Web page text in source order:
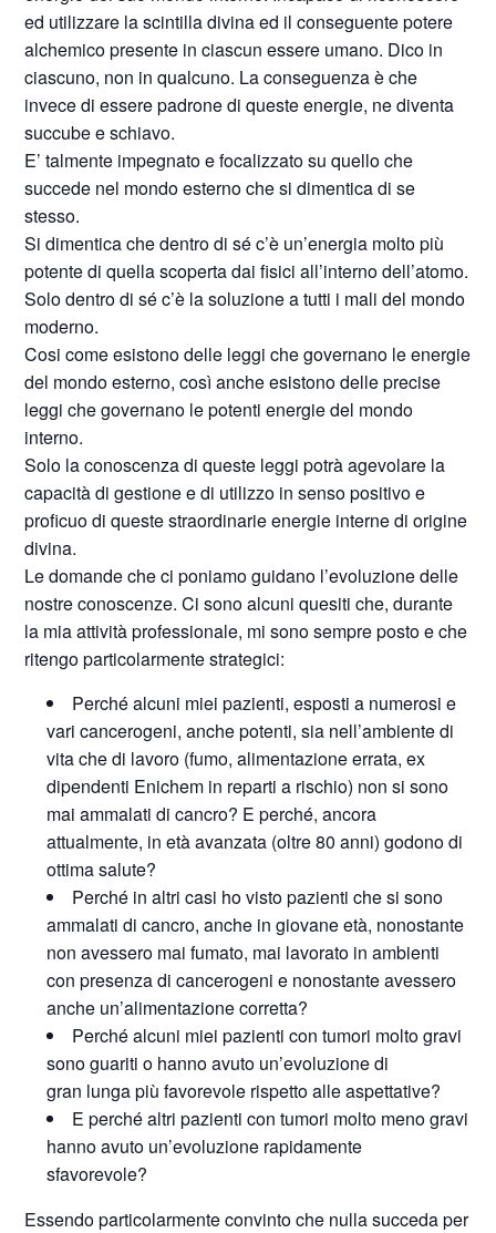
ed utilizzare la scintilla divina ed il conseguente potere
alchemico presente in ciascun essere umano. Dico in
ciascuno, non in qualcuno. La conseguenza è che
invece di essere padrone di queste energie, ne diventa
succube e schiavo.
E’ talmente impegnato e focalizzato su quello che
succede nel mondo esterno che si dimentica di se
stesso.
Si dimentica che dentro di sé c’è un’energia molto più
potente di quella scoperta dai fisici all’interno dell’atomo.
Solo dentro di sé c’è la soluzione a tutti i mali del mondo
moderno.
Cosi come esistono delle leggi che governano le energie
del mondo esterno, così anche esistono delle precise
leggi che governano le potenti energie del mondo
interno.
Solo la conoscenza di queste leggi potrà agevolare la
capacità di gestione e di utilizzo in senso positivo e
proficuo di queste straordinarie energie interne di origine
divina.
Le domande che ci poniamo guidano l’evoluzione delle
nostre conoscenze. Ci sono alcuni quesiti che, durante
la mia attività professionale, mi sono sempre posto e che
ritengo particolarmente strategici:
Perché alcuni miei pazienti, esposti a numerosi e
vari cancerogeni, anche potenti, sia nell’ambiente di
vita che di lavoro (fumo, alimentazione errata, ex
dipendenti Enichem in reparti a rischio) non si sono
mai ammalati di cancro? E perché, ancora
attualmente, in età avanzata (oltre 80 anni) godono di
ottima salute?
Perché in altri casi ho visto pazienti che si sono
ammalati di cancro, anche in giovane età, nonostante
non avessero mai fumato, mai lavorato in ambienti
con presenza di cancerogeni e nonostante avessero
anche un’alimentazione corretta?
Perché alcuni miei pazienti con tumori molto gravi
sono guariti o hanno avuto un’evoluzione di
gran lunga più favorevole rispetto alle aspettative?
E perché altri pazienti con tumori molto meno gravi
hanno avuto un’evoluzione rapidamente
sfavorevole?
Essendo particolarmente convinto che nulla succeda per